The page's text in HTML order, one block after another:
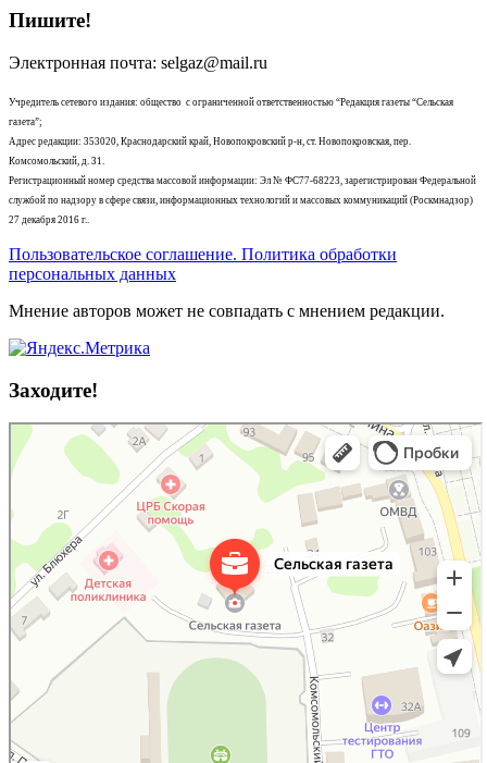
Пишите!
Электронная почта: selgaz@mail.ru
Учредитель сетевого издания: общество с ограниченной ответственностью “Редакция газеты “Сельская
газета”;
Адрес редакции: 353020, Краснодарский край, Новопокровский р-н, ст. Новопокровская, пер.
Комсомольский, д. 31.
Регистрационный номер средства массовой информации: Эл № ФС77-68223, зарегистрирован Федеральной
службой по надзору в сфере связи, информационных технологий и массовых коммуникаций (Роскмнадзор)
27 декабря 2016 г..
Пользовательское соглашение. Политика обработки
персональных данных
Мнение авторов может не совпадать с мнением редакции.
Заходите!